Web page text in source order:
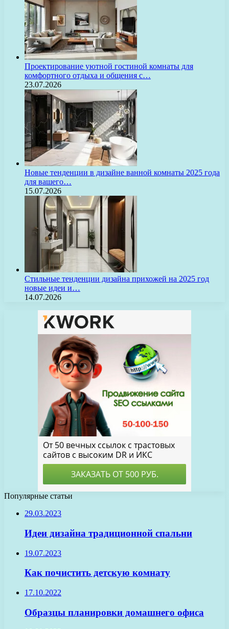
Проектирование уютной гостиной комнаты для
комфортного отдыха и общения с…
23.07.2026
Новые тенденции в дизайне ванной комнаты 2025 года
для вашего…
15.07.2026
Стильные тенденции дизайна прихожей на 2025 год
новые идеи и…
14.07.2026
Популярные статьи
29.03.2023
Идеи дизайна традиционной спальни
19.07.2023
Как почистить детскую комнату
17.10.2022
Образцы планировки домашнего офиса